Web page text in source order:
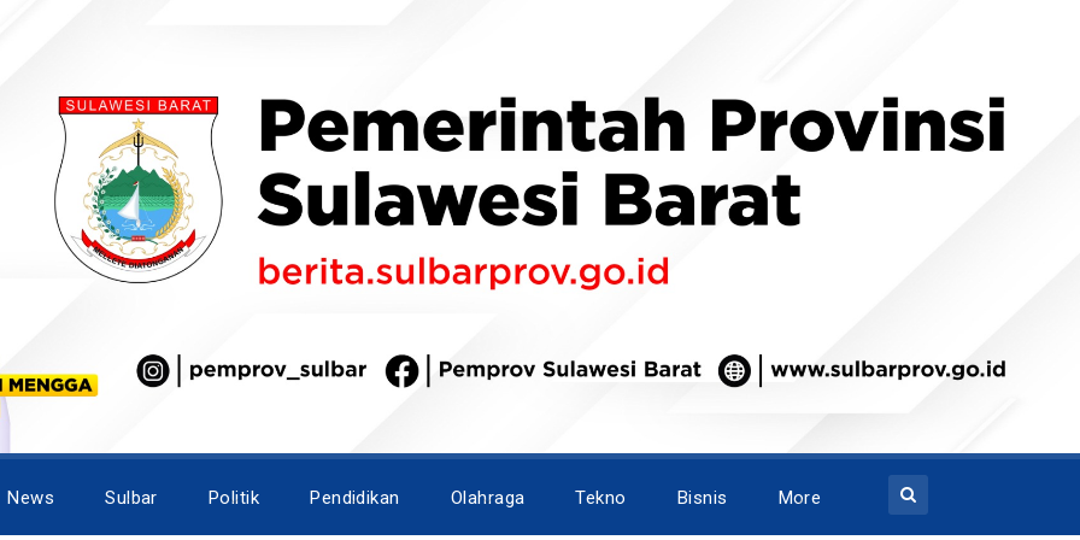
News Sulbar Politik Pendidikan Olahraga Tekno Bisnis More